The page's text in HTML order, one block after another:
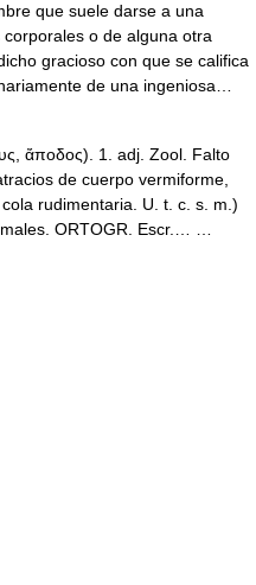
que suele darse a una
o de alguna otra
gracioso con que se califica
de una ingeniosa…
ἄποδος). 1. adj. Zool. Falto
de cuerpo vermiforme,
rudimentaria. U. t. c. s. m.)
ORTOGR. Escr.… …